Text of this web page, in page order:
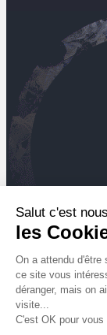
Salut c'est
les
On a attendu d'être
ce site vous
déranger, mais on
visite...
C'est OK pour vous